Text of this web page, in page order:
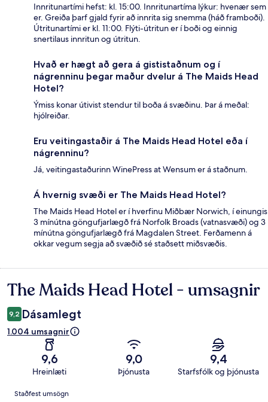
Innritunartími hefst: kl. 15:00. Innritunartíma lýkur: hvenær sem
er. Greiða þarf gjald fyrir að innrita sig snemma (háð framboði).
Útritunartími er kl. 11:00. Flýti-útritun er í boði og einnig
snertilaus innritun og útritun.
Hvað er hægt að gera á gististaðnum og í
nágrenninu þegar maður dvelur á The Maids Head
Hotel?
Ýmiss konar útivist stendur til boða á svæðinu. Þar á meðal:
hjólreiðar.
Eru veitingastaðir á The Maids Head Hotel eða í
nágrenninu?
Já, veitingastaðurinn WinePress at Wensum er á staðnum.
Á hvernig svæði er The Maids Head Hotel?
The Maids Head Hotel er í hverfinu Miðbær Norwich, í einungis
3 mínútna göngufjarlægð frá Norfolk Broads (vatnasvæði) og 3
mínútna göngufjarlægð frá Magdalen Street. Ferðamenn á
okkar vegum segja að svæðið sé staðsett miðsvæðis.
Umsagnir
The Maids Head Hotel - umsagnir
9,2 Dásamlegt
1.004 umsagnir
9,6
Hreinlæti
9,0
Þjónusta
9,4
Starfsfólk og þjónusta
Umsagnir
Staðfest umsögn